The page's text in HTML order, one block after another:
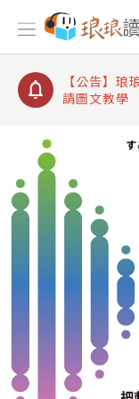
【公告】琅
【公告】琅
【公告】
查詢